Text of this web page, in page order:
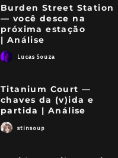
Burden Street Station
— você desce na
próxima estação
| Análise
Lucas Souza
Titanium Court —
chaves da (v)ida e
partida | Análise
stinsoup